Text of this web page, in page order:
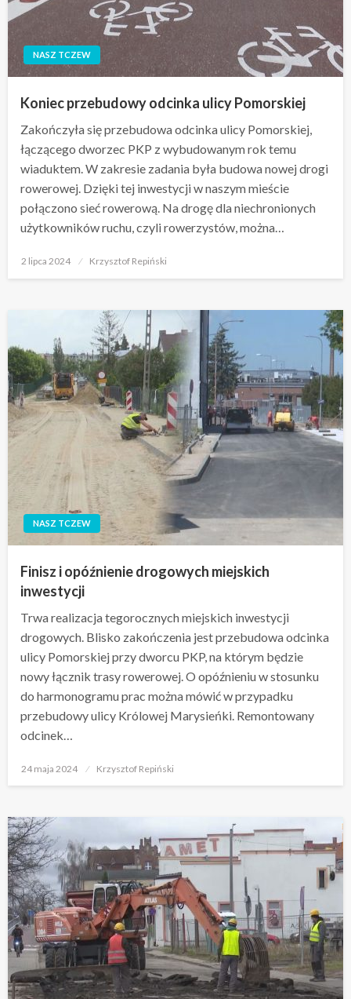
NASZ TCZEW
Koniec przebudowy odcinka ulicy Pomorskiej
Zakończyła się przebudowa odcinka ulicy Pomorskiej,
łączącego dworzec PKP z wybudowanym rok temu
wiaduktem. W zakresie zadania była budowa nowej drogi
rowerowej. Dzięki tej inwestycji w naszym mieście
połączono sieć rowerową. Na drogę dla niechronionych
użytkowników ruchu, czyli rowerzystów, można…
Opublikowane
2 lipca 2024 Krzysztof Repiński
NASZ TCZEW
Finisz i opóźnienie drogowych miejskich
inwestycji
Trwa realizacja tegorocznych miejskich inwestycji
drogowych. Blisko zakończenia jest przebudowa odcinka
ulicy Pomorskiej przy dworcu PKP, na którym będzie
nowy łącznik trasy rowerowej. O opóźnieniu w stosunku
do harmonogramu prac można mówić w przypadku
przebudowy ulicy Królowej Marysieńki. Remontowany
odcinek…
Opublikowane
24 maja 2024 Krzysztof Repiński